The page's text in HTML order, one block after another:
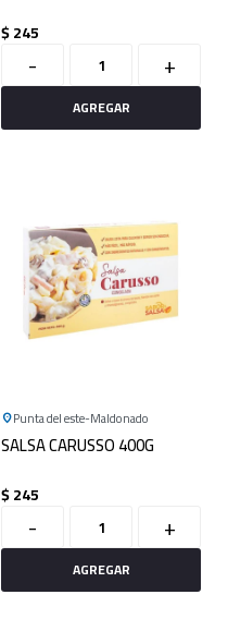
$245
- +
Punta del este Maldonado
SALSA CARUSSO 400G
$245
- +